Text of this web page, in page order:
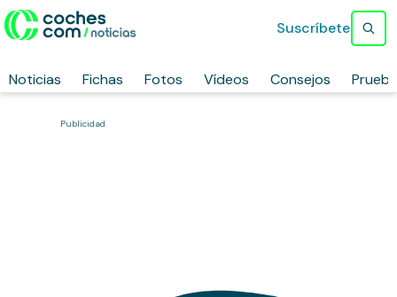
Noticias Fichas Fotos Vídeos Consejos
Suscríbete
Publicidad